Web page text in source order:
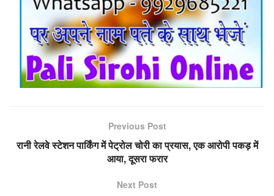
Previous Post
रानी रेलवे स्टेशन पार्किंग में पेट्रोल चोरी का प्रयास, एक आरोपी पकड़ में
आया, दूसरा फरार
Next Post